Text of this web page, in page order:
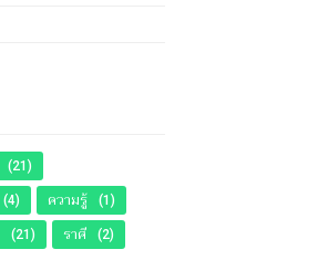
(21)
(4) ความรู้ (1)
(21) ราศี (2)